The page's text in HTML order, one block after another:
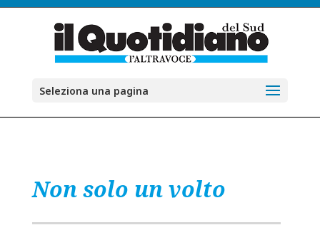
Seleziona una pagina
Non solo un volto